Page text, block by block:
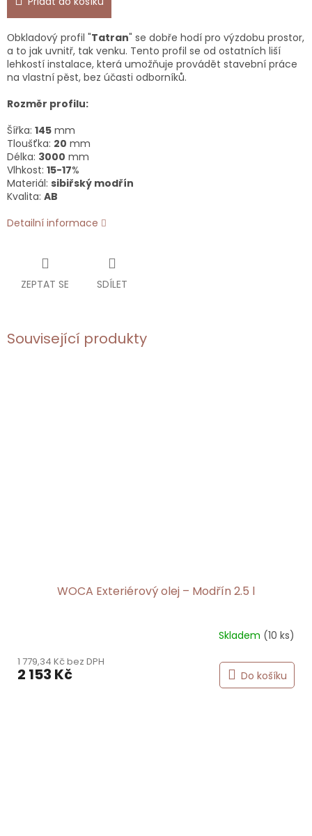
Оbkladový profil "Tatran" se dobře hodí pro výzdobu prostor,
a to jak uvnitř, tak venku. Tento profil se od ostatních liší
lehkostí instalace, která umožňuje provádět stavební práce
na vlastní pěst, bez účasti odborníků.
Rozměr profilu:
Šířka: 145 mm
Tloušťka: 20 mm
Délka: 3000 mm
Vlhkost: 15-17%
Materiál: sibiřský modřín
Kvalita: AB
Detailní informace
ZEPTAT SE SDÍLET
Související produkty
WOCA Exteriérový olej – Modřín 2.5 l
Skladem (10 ks)
1 779,34 Kč bez DPH
2 153 Kč Do košíku